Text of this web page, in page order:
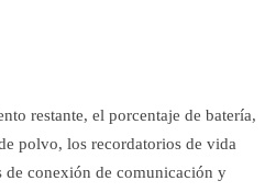
restante, el porcentaje de batería,
polvo, los recordatorios de vida
conexión de comunicación y